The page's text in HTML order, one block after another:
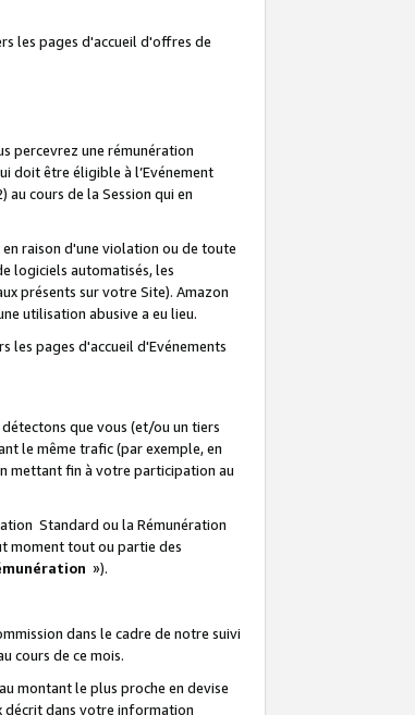
les pages d'accueil d'offres de
percevrez une rémunération
doit être éligible à l’Evénement
cours de la Session qui en
en raison d'une violation ou de toute
logiciels automatisés, les
présents sur votre Site). Amazon
utilisation abusive a eu lieu.
les pages d'accueil d'Evénements
que vous (et/ou un tiers
le même trafic (par exemple, en
mettant fin à votre participation au
Standard ou la Rémunération
moment tout ou partie des
»).
dans le cadre de notre suivi
cours de ce mois.
montant le plus proche en devise
décrit dans votre information